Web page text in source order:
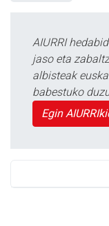
AIURRI
jaso eta
albisteak
babestuko
Egin